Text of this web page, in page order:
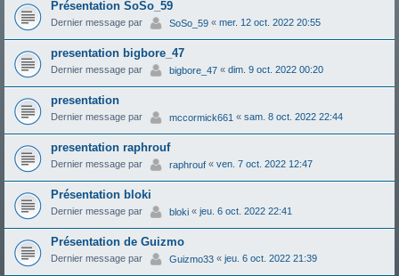
Présentation SoSo_59
Dernier message par SoSo_59 « mer. 12 oct. 2022 20:55
presentation bigbore_47
Dernier message par bigbore_47 « dim. 9 oct. 2022 00:20
presentation
Dernier message par mccormick661 « sam. 8 oct. 2022 22:44
presentation raphrouf
Dernier message par raphrouf « ven. 7 oct. 2022 12:47
Présentation bloki
Dernier message par bloki « jeu. 6 oct. 2022 22:41
Présentation de Guizmo
Dernier message par Guizmo33 « jeu. 6 oct. 2022 21:39